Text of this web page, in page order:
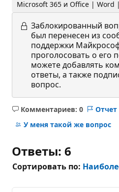
Microsoft 365 и Office |
Заблокированный
был перенесен из
поддержки
проголосовать о его
можете добавлять
ответы, а также
вопрос.
Комментариев: 0
Без
комментариев
Отчет
У меня такой же вопрос
Ответы: 6
Сортировать по: